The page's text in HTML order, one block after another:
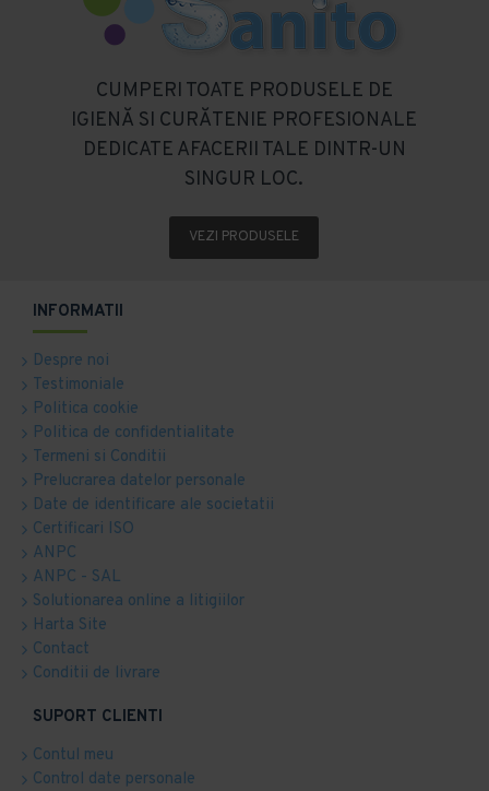
CUMPERI TOATE PRODUSELE DE
IGIENĂ SI CURĂTENIE PROFESIONALE
DEDICATE AFACERII TALE DINTR-UN
SINGUR LOC.
VEZI PRODUSELE
INFORMATII
Despre noi
Testimoniale
Politica cookie
Politica de confidentialitate
Termeni si Conditii
Prelucrarea datelor personale
Date de identificare ale societatii
Certificari ISO
ANPC
ANPC - SAL
Solutionarea online a litigiilor
Harta Site
Contact
Conditii de livrare
SUPORT CLIENTI
Contul meu
Control date personale